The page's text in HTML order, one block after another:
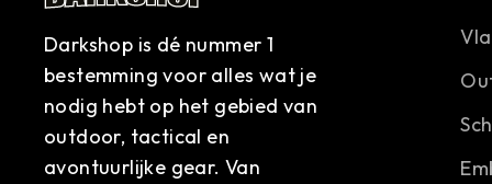
Darkshop is dé nummer 1
bestemming voor alles wat je
nodig hebt op het gebied van
outdoor, tactical en
avontuurlijke gear. Van